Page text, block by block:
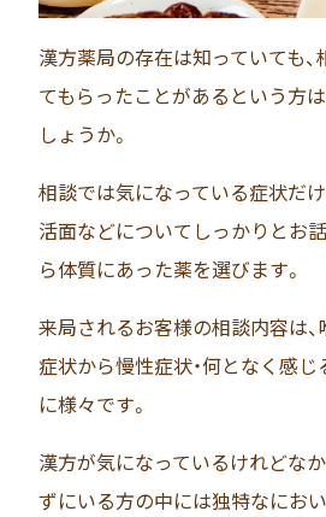
漢方薬局の存在は知っていても
てもらったことがあるという方
しょうか。
相談では気になっている症状だ
活面などについてしっかりとお
ら体質にあった薬を選びます。
来局されるお客様の相談内容は
症状から慢性症状・何となく感じ
に様々です。
漢方が気になっているけれどな
ずにいる方の中には独特なにお